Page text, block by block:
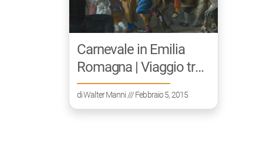
Carnevale in Emilia
Romagna | Viaggio tra
le maschere
tradizionali
diWalter Manni /// Febbraio 5, 2015